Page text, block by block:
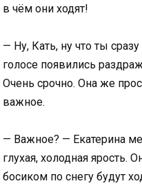
в чём они ходят!
— Ну, Кать, ну что ты
голосе появились
Очень срочно. Она же
важное.
— Важное? — Екатерина
глухая, холодная ярость.
босиком по снегу будут